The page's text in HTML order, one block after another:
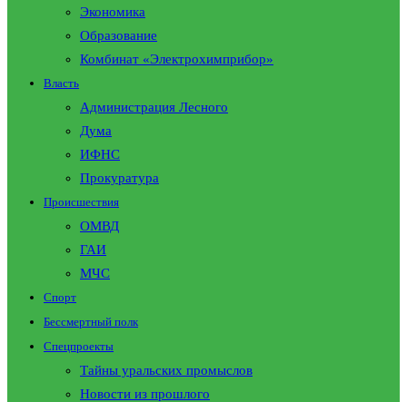
Экономика
Образование
Комбинат «Электрохимприбор»
Власть
Администрация Лесного
Дума
ИФНС
Прокуратура
Происшествия
ОМВД
ГАИ
МЧС
Спорт
Бессмертный полк
Спецпроекты
Тайны уральских промыслов
Новости из прошлого